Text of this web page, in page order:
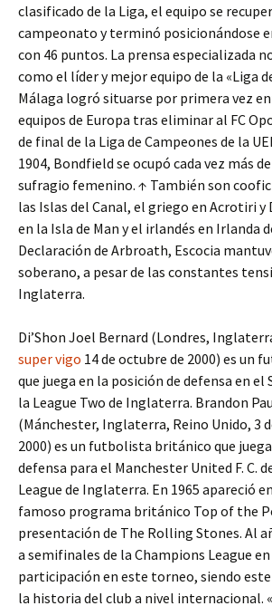
clasificado de la Liga, el equipo se
campeonato y terminó posicionándose
con 46 puntos. La prensa especializada
como el líder y mejor equipo de la «Liga
Málaga logró situarse por primera vez
equipos de Europa tras eliminar al FC
de final de la Liga de Campeones de la
1904, Bondfield se ocupó cada vez más
sufragio femenino. ↑ También son
las Islas del Canal, el griego en Acrotiri y
en la Isla de Man y el irlandés en Irlanda
Declaración de Arbroath, Escocia
soberano, a pesar de las constantes
Inglaterra.
Di’Shon Joel Bernard (Londres,
super vigo 14 de octubre de 2000) es un
que juega en la posición de defensa en el
la League Two de Inglaterra. Brandon
(Mánchester, Inglaterra, Reino Unido, 3
2000) es un futbolista británico que
defensa para el Manchester United F. C.
League de Inglaterra. En 1965 apareció
famoso programa británico Top of the
presentación de The Rolling Stones. Al
a semifinales de la Champions League
participación en este torneo, siendo
la historia del club a nivel internacional.